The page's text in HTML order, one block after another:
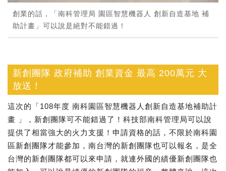
創業的話，「南科管理局 園區智慧機器人 創新自造基地 補
助計畫」可以說是絕對不能錯過！
新創團隊 政府補助 創業資金 最高 200萬元 大
放送！
這次的「108年度 南科園區智慧機器人創新自造基地補助計
畫 」，新創團隊可不能錯過了！科技部南科管理局可以說
提供了相當強大的火力支援！申請資格的話，不限於南科園
區新創團隊才能參加，南台灣的新創團隊也可以報名，是全
台灣的新創團隊都可以來申請，就連外國的績優新創團隊也